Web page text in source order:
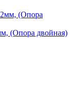
(Опора двойная)